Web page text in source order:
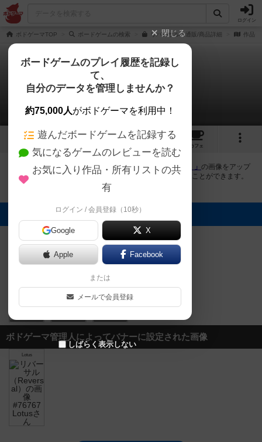
ログイン
ボドゲーマTOP ボードゲームの検索 リバーサルの通販/商品詳細 作品デ
リバーサル
3件の画像
3 1
カフェ
ボドゲーマにログインすると、 「リバーサル（Reversal）」 の画像をアップ
ロード出来たり、他のユーザーの投稿画像に評価を付けることができます。
また、トップ6の画像は様々なページで表示されます。
トップに表示される画像
Lotus
ボドゲーマ管理人によってバナーに設定された画像
Lotus
閉じる
ボードゲームのプレイ履歴を記録し
て、
自分のデータを管理しませんか？
約75,000人がボドゲーマを利用中！
遊んだボードゲームを記録する
気になるゲームのレビューを読む
お気に入り作品・所有リストの共
有
ログイン / 会員登録（10秒）
Google X
Apple Facebook
または
メールで会員登録
しばらく表示しない